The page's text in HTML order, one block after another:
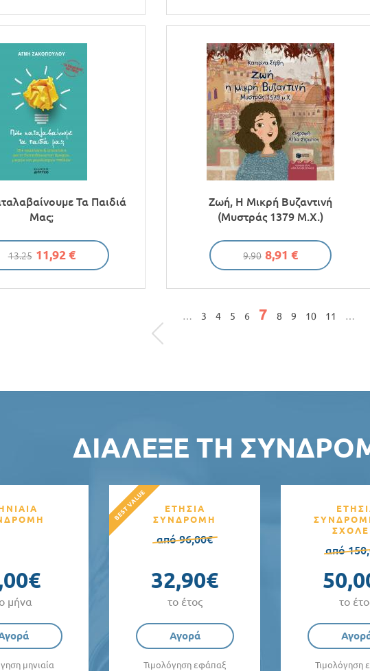
Τα Παιδιά
Μας;
13.25 11,92 €
Ζωή, Η Μικρή Βυζαντινή
(Μυστράς 1379 Μ.Χ.)
9.90 8,91 €
… 3 4 5 6 7 8 9 10 11 …
ΔΙΆΛΕΞΕ ΤΗ
μήνα
μηνιαία
ΕΤΗΣΙΑ
ΣΥΝΔΡΟΜΗ
από 96,00€
32,90€
το έτος
Αγορά
Τιμολόγηση εφάπαξ
από
το
Τιμολόγηση